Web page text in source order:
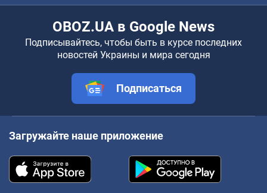
OBOZ.UA в Google News
Подписывайтесь, чтобы быть в курсе последних
новостей Украины и мира сегодня
Подписаться
Загружайте наше приложение